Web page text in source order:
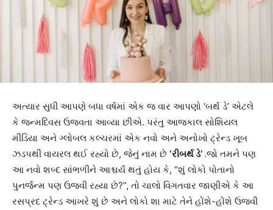
અત્યાર સુધી આપણે બધા વર્ષમાં એક જ વાર આપણો ‘બર્થ ડે’ એટલે
કે જન્મદિવસ ઉજવતા આવ્યા છીએ. પરંતુ આજકાલ સોશિયલ
મીડિયા અને ગ્લોબલ કલ્ચરમાં એક નવો અને અનોખો ટ્રેન્ડ ખૂબ
ઝડપથી વાયરલ થઈ રહ્યો છે, જેનું નામ છે ‘રીબર્થ ડે’ .જો તમને પણ
આ નવો શબ્દ સાંભળીને આશ્ચર્ય થતું હોય કે, “શું લોકો પોતાનો
પુનર્જન્મ પણ ઉજવી રહ્યા છે?”, તો ચાલો વિગતવાર જાણીએ કે આ
રસપ્રદ ટ્રેન્ડ આખરે શું છે અને લોકો શા માટે તેને હોંશે-હોંશે ઉજવી